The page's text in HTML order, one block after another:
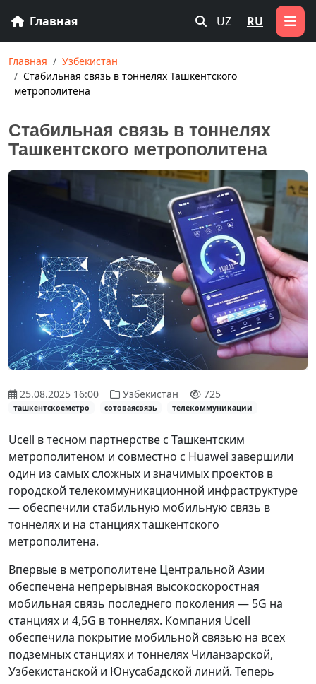
Главная UZ RU
Главная
Узбекистан
Стабильная связь в тоннелях Ташкентского
метрополитена
Стабильная связь в тоннелях
Ташкентского метрополитена
25.08.2025 16:00 Узбекистан 725
ташкентскоеметро сотоваясвязь телекоммуникации
Ucell в тесном партнерстве с Ташкентским
метрополитеном и совместно с Huawei завершили
один из самых сложных и значимых проектов в
городской телекоммуникационной инфраструктуре
— обеспечили стабильную мобильную связь в
тоннелях и на станциях ташкентского
метрополитена.
Впервые в метрополитене Центральной Азии
обеспечена непрерывная высокоскоростная
мобильная связь последнего поколения — 5G на
станциях и 4,5G в тоннелях. Компания Ucell
обеспечила покрытие мобильной связью на всех
подземных станциях и тоннелях Чиланзарской,
Узбекистанской и Юнусабадской линий. Теперь